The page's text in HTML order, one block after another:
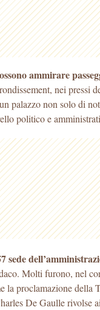
ammirare
nei pressi
palazzo non solo di
politico e
sede
Molti furono, nel
la proclamazione della
De Gaulle rivolse